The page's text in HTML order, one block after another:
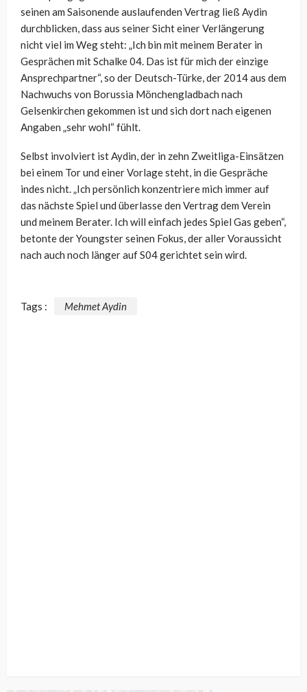
seinen am Saisonende auslaufenden Vertrag ließ Aydin
durchblicken, dass aus seiner Sicht einer Verlängerung
nicht viel im Weg steht: „Ich bin mit meinem Berater in
Gesprächen mit Schalke 04. Das ist für mich der einzige
Ansprechpartner“, so der Deutsch-Türke, der 2014 aus dem
Nachwuchs von Borussia Mönchengladbach nach
Gelsenkirchen gekommen ist und sich dort nach eigenen
Angaben „sehr wohl“ fühlt.
Selbst involviert ist Aydin, der in zehn Zweitliga-Einsätzen
bei einem Tor und einer Vorlage steht, in die Gespräche
indes nicht. „Ich persönlich konzentriere mich immer auf
das nächste Spiel und überlasse den Vertrag dem Verein
und meinem Berater. Ich will einfach jedes Spiel Gas geben“,
betonte der Youngster seinen Fokus, der aller Voraussicht
nach auch noch länger auf S04 gerichtet sein wird.
Tags : Mehmet Aydin